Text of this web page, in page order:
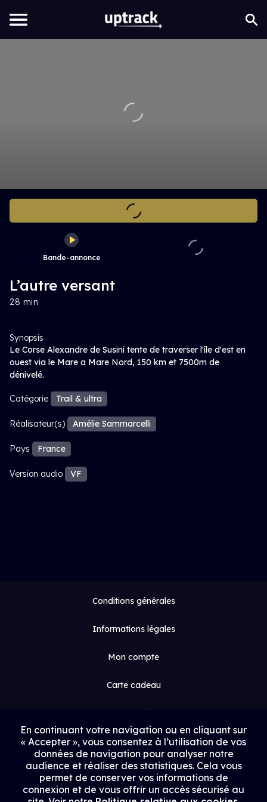
Bande-annonce
L’autre versant
28 min
Synopsis
Le Corse Alexandre de Susini tente de traverser l'île d'est en
ouest via le Mare a Mare Nord, 150 km et 7500m de
dénivelé.
Catégorie Trail & ultra
Réalisateur(s) Amélie Sammarcelli
Pays France
Version audio VF
Conditions générales
Informations légales
Mon compte
Carte cadeau
Espace médias
Contact
Proposer un film
Rejoindre Uptrack
En continuant votre navigation ou en cliquant sur
« Accepter », vous consentez à l’utilisation de vos
données de navigation pour analyser notre
audience et réaliser des statistiques. Cela vous
permet de conserver vos informations de
connexion et de vous offrir un accès sécurisé au